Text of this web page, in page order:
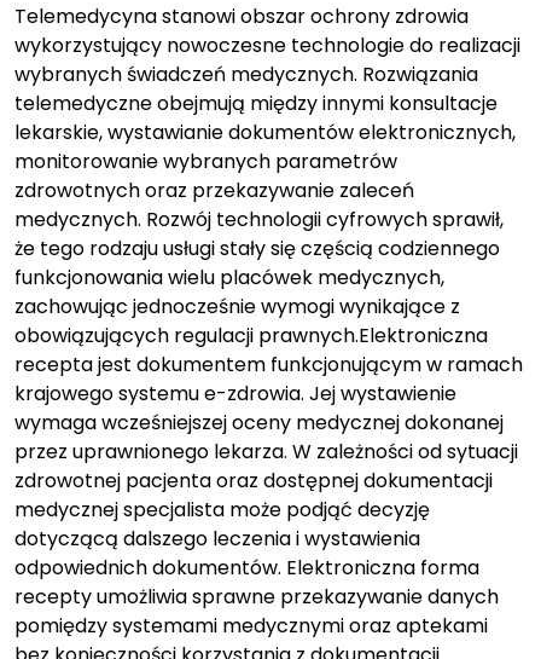
Telemedycyna stanowi obszar ochrony zdrowia
wykorzystujący nowoczesne technologie do realizacji
wybranych świadczeń medycznych. Rozwiązania
telemedyczne obejmują między innymi konsultacje
lekarskie, wystawianie dokumentów elektronicznych,
monitorowanie wybranych parametrów
zdrowotnych oraz przekazywanie zaleceń
medycznych. Rozwój technologii cyfrowych sprawił,
że tego rodzaju usługi stały się częścią codziennego
funkcjonowania wielu placówek medycznych,
zachowując jednocześnie wymogi wynikające z
obowiązujących regulacji prawnych.Elektroniczna
recepta jest dokumentem funkcjonującym w ramach
krajowego systemu e-zdrowia. Jej wystawienie
wymaga wcześniejszej oceny medycznej dokonanej
przez uprawnionego lekarza. W zależności od sytuacji
zdrowotnej pacjenta oraz dostępnej dokumentacji
medycznej specjalista może podjąć decyzję
dotyczącą dalszego leczenia i wystawienia
odpowiednich dokumentów. Elektroniczna forma
recepty umożliwia sprawne przekazywanie danych
pomiędzy systemami medycznymi oraz aptekami